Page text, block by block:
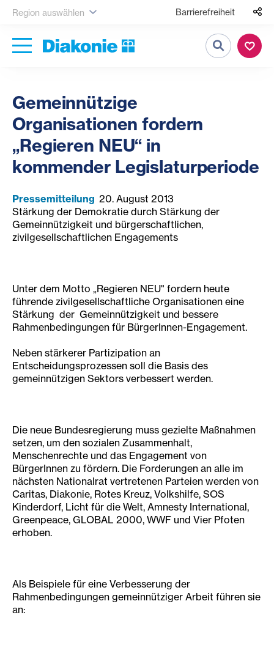
Region auswählen Barrierefreiheit
Suche
Gemeinnützige
Organisationen fordern
„Regieren NEU“ in
kommender Legislaturperiode
Pressemitteilung 20. August 2013
Stärkung der Demokratie durch Stärkung der
Gemeinnützigkeit und bürgerschaftlichen,
zivilgesellschaftlichen Engagements
Unter dem Motto „Regieren NEU" fordern heute
führende zivilgesellschaftliche Organisationen eine
Stärkung der Gemeinnützigkeit und bessere
Rahmenbedingungen für BürgerInnen-Engagement.
Neben stärkerer Partizipation an
Entscheidungsprozessen soll die Basis des
gemeinnützigen Sektors verbessert werden.
Die neue Bundesregierung muss gezielte Maßnahmen
setzen, um den sozialen Zusammenhalt,
Menschenrechte und das Engagement von
BürgerInnen zu fördern. Die Forderungen an alle im
nächsten Nationalrat vertretenen Parteien werden von
Caritas, Diakonie, Rotes Kreuz, Volkshilfe, SOS
Kinderdorf, Licht für die Welt, Amnesty International,
Greenpeace, GLOBAL 2000, WWF und Vier Pfoten
erhoben.
Als Beispiele für eine Verbesserung der
Rahmenbedingungen gemeinnütziger Arbeit führen sie
an: